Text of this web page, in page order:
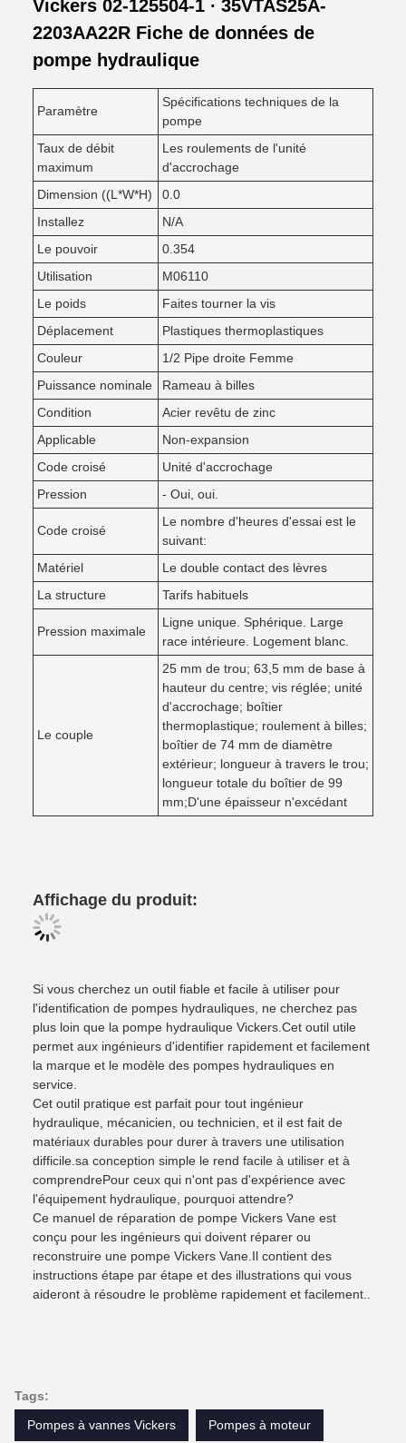
Vickers 02-125504-1 ∙ 35VTAS25A-
2203AA22R Fiche de données de
pompe hydraulique
Paramètre
Spécifications techniques de la
pompe
Taux de débit
maximum
Les roulements de l'unité
d'accrochage
Dimension ((L*W*H)
0.0
Installez
N/A
Le pouvoir
0.354
Utilisation
M06110
Le poids
Faites tourner la vis
Déplacement
Plastiques thermoplastiques
Couleur
1/2 Pipe droite Femme
Puissance nominale
Rameau à billes
Condition
Acier revêtu de zinc
Applicable
Non-expansion
Code croisé
Unité d'accrochage
Pression
- Oui, oui.
Code croisé
Le nombre d'heures d'essai est le
suivant:
Matériel
Le double contact des lèvres
La structure
Tarifs habituels
Pression maximale
Ligne unique. Sphérique. Large
race intérieure. Logement blanc.
Le couple
25 mm de trou; 63,5 mm de base à
hauteur du centre; vis réglée; unité
d'accrochage; boîtier
thermoplastique; roulement à billes;
boîtier de 74 mm de diamètre
extérieur; longueur à travers le trou;
longueur totale du boîtier de 99
mm;D'une épaisseur n'excédant
Affichage du produit:
Si vous cherchez un outil fiable et facile à utiliser pour
l'identification de pompes hydrauliques, ne cherchez pas
plus loin que la pompe hydraulique Vickers.Cet outil utile
permet aux ingénieurs d'identifier rapidement et facilement
la marque et le modèle des pompes hydrauliques en
service.
Cet outil pratique est parfait pour tout ingénieur
hydraulique, mécanicien, ou technicien, et il est fait de
matériaux durables pour durer à travers une utilisation
difficile.sa conception simple le rend facile à utiliser et à
comprendrePour ceux qui n'ont pas d'expérience avec
l'équipement hydraulique, pourquoi attendre?
Ce manuel de réparation de pompe Vickers Vane est
conçu pour les ingénieurs qui doivent réparer ou
reconstruire une pompe Vickers Vane.Il contient des
instructions étape par étape et des illustrations qui vous
aideront à résoudre le problème rapidement et facilement..
Tags:
Pompes à vannes Vickers
Pompes à moteur